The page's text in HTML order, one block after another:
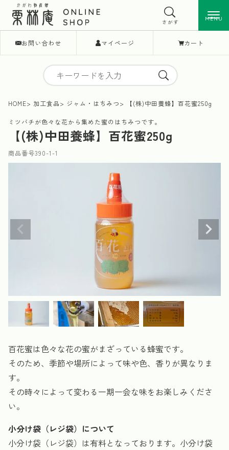
お問い合わせ マイページ カート
MENU
さがす MENU
HOME 加工食品 ジャム・はちみつ 【(株)中田養蜂】百花蜜250g
ミツバチが色々な花から集めた蜜のはちみつです。
【(株)中田養蜂】百花蜜250g
商品番号390-1-1
百花蜜は色々な花の蜜がまざっている蜂蜜です。
そのため、季節や場所によって味や色、香りが異なりま
す。
その時々によって変わる一期一会な味をお楽しみくださ
い。
小分け袋（レジ袋）について
小分け袋（レジ袋）は有料となっております。小分け袋